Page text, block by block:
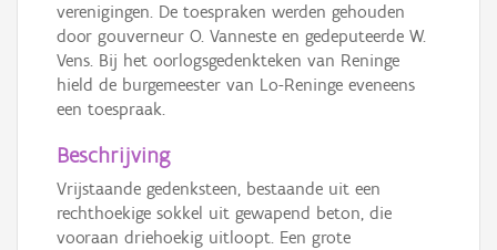
verenigingen. De toespraken werden gehouden
door gouverneur O. Vanneste en gedeputeerde W.
Vens. Bij het oorlogsgedenkteken van Reninge
hield de burgemeester van Lo-Reninge eveneens
een toespraak.
Beschrijving
Vrijstaande gedenksteen, bestaande uit een
rechthoekige sokkel uit gewapend beton, die
vooraan driehoekig uitloopt. Een grote